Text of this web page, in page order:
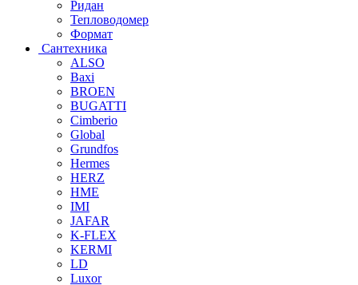
Ридан
Тепловодомер
Формат
Сантехника
ALSO
Baxi
BROEN
BUGATTI
Cimberio
Global
Grundfos
Hermes
HERZ
HME
IMI
JAFAR
K-FLEX
KERMI
LD
Luxor